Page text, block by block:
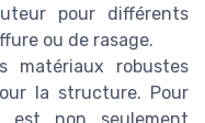
pour différents
ou de rasage.
matériaux robustes
la structure. Pour